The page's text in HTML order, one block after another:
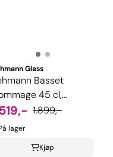
Glass
Basset
45 cl,
6-pk
1.899,-
lager
Kjøp